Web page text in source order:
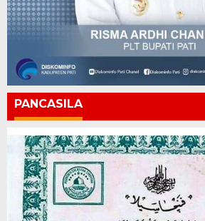
PANCASILA